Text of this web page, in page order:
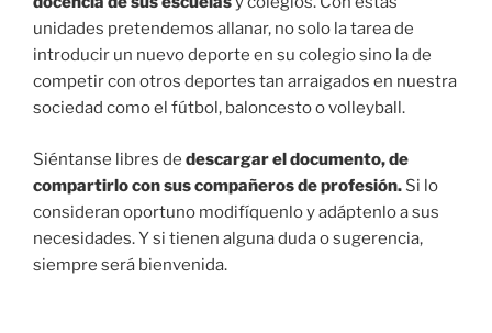
unidades pretendemos allanar, no solo la tarea de
introducir un nuevo deporte en su colegio sino la de
competir con otros deportes tan arraigados en nuestra
sociedad como el fútbol, baloncesto o volleyball.
Siéntanse libres de descargar el documento, de
compartirlo con sus compañeros de profesión. Si lo
consideran oportuno modifíquenlo y adáptenlo a sus
necesidades. Y si tienen alguna duda o sugerencia,
siempre será bienvenida.